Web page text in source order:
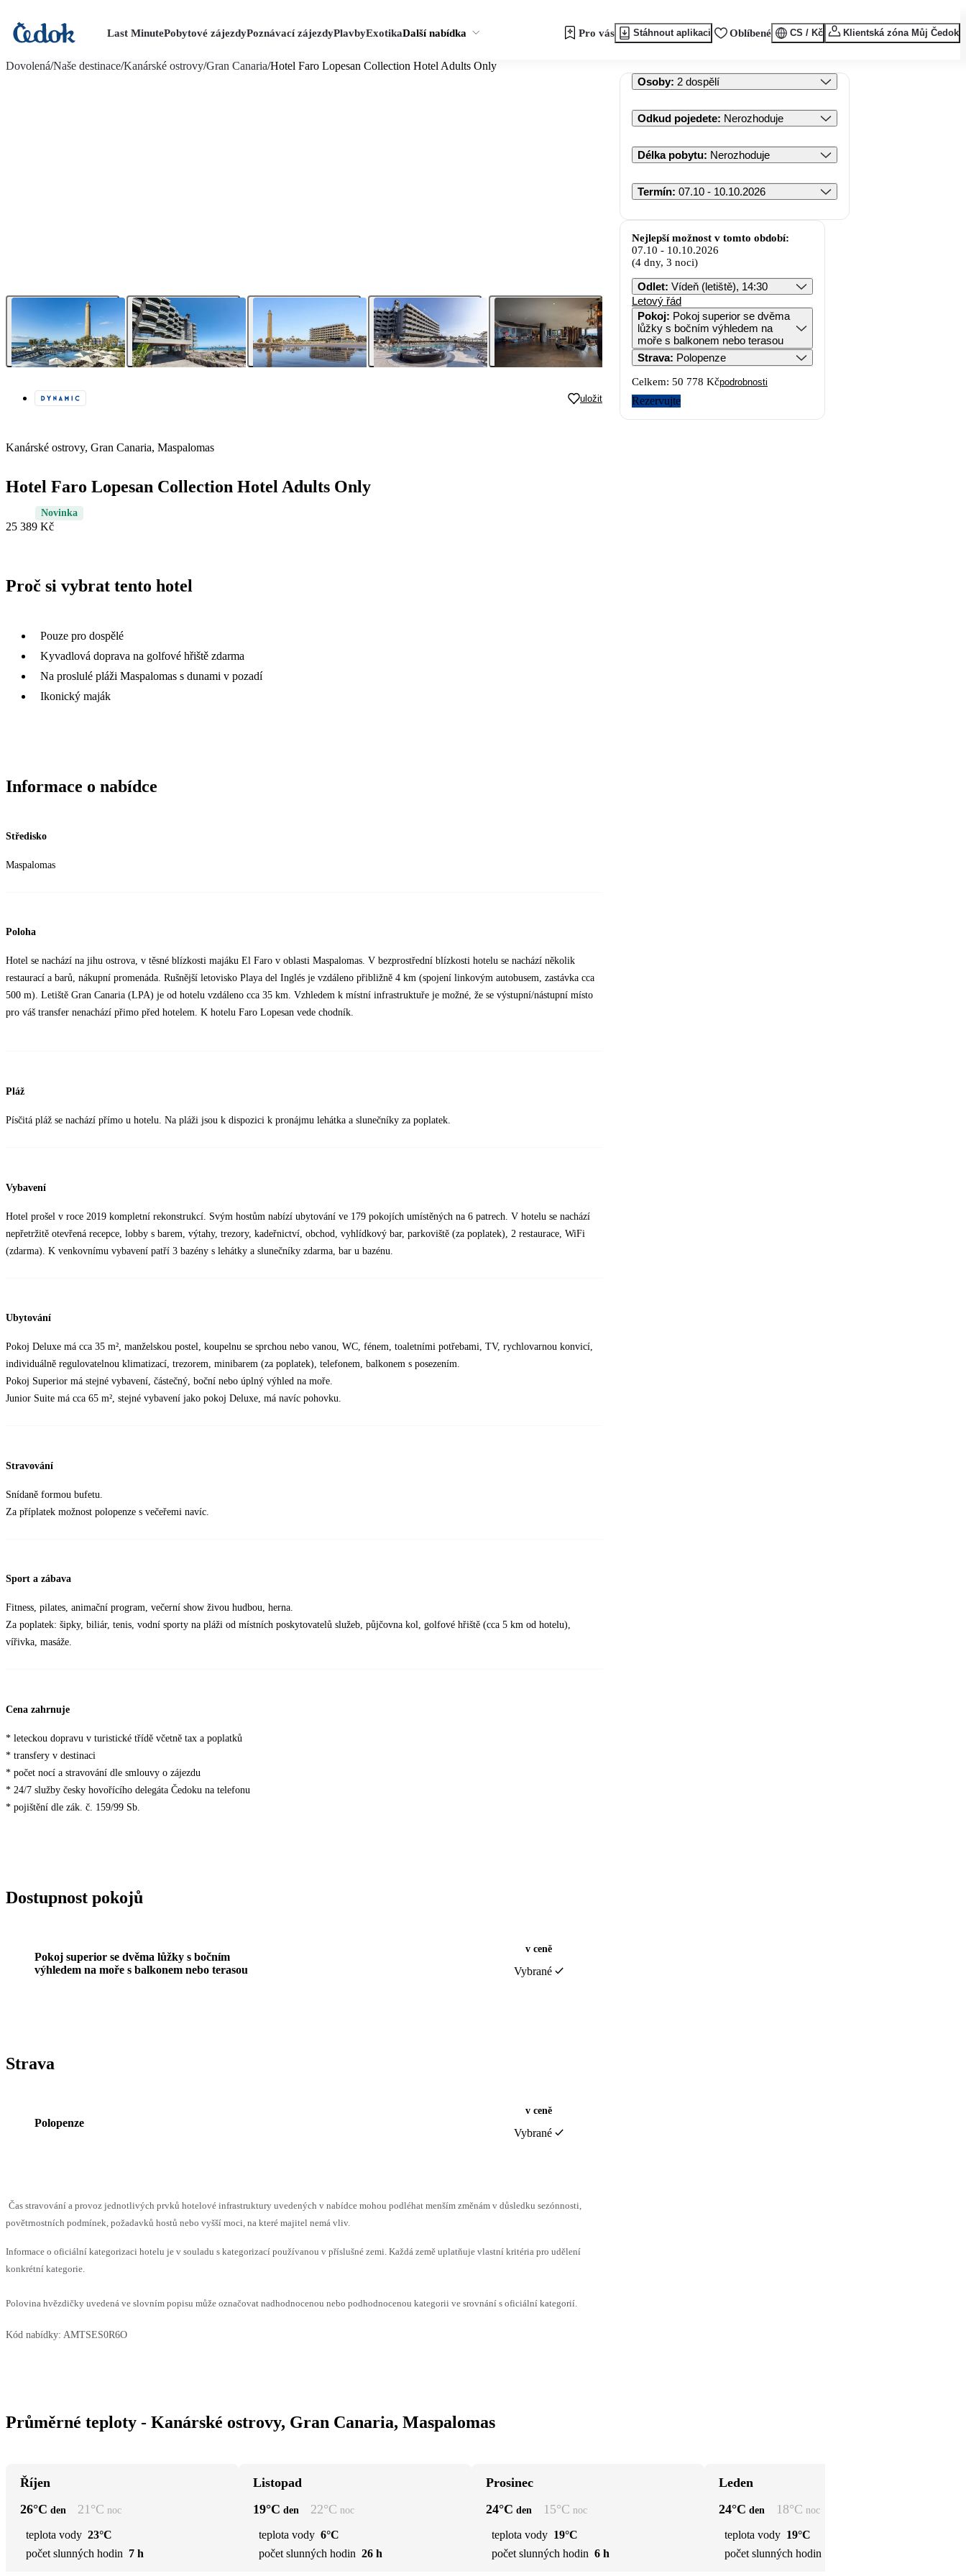
Last MinutePobytové zájezdyPoznávací zájezdyPlavbyExotikaDalší nabídka Pro vás Stáhnout aplikaci Oblíbené CS / Kč Klientská zóna Můj Čedok
Dovolená/Naše destinace/Kanárské ostrovy/Gran Canaria/Hotel Faro Lopesan Collection Hotel Adults Only
uložit
Kanárské ostrovy, Gran Canaria, Maspalomas
Hotel Faro Lopesan Collection Hotel Adults Only
Novinka
25 389 Kč
Proč si vybrat tento hotel
Pouze pro dospělé
Kyvadlová doprava na golfové hřiště zdarma
Na proslulé pláži Maspalomas s dunami v pozadí
Ikonický maják
Informace o nabídce
Středisko
Maspalomas
Poloha
Hotel se nachází na jihu ostrova, v těsné blízkosti majáku El Faro v oblasti Maspalomas. V bezprostřední blízkosti hotelu se nachází několik
restaurací a barů, nákupní promenáda. Rušnější letovisko Playa del Inglés je vzdáleno přibližně 4 km (spojení linkovým autobusem, zastávka cca
500 m). Letiště Gran Canaria (LPA) je od hotelu vzdáleno cca 35 km. Vzhledem k místní infrastruktuře je možné, že se výstupní/nástupní místo
pro váš transfer nenachází přimo před hotelem. K hotelu Faro Lopesan vede chodník.
Pláž
Písčitá pláž se nachází přímo u hotelu. Na pláži jsou k dispozici k pronájmu lehátka a slunečníky za poplatek.
Vybavení
Hotel prošel v roce 2019 kompletní rekonstrukcí. Svým hostům nabízí ubytování ve 179 pokojích umístěných na 6 patrech. V hotelu se nachází
nepřetržitě otevřená recepce, lobby s barem, výtahy, trezory, kadeřnictví, obchod, vyhlídkový bar, parkoviště (za poplatek), 2 restaurace, WiFi
(zdarma). K venkovnímu vybavení patří 3 bazény s lehátky a slunečníky zdarma, bar u bazénu.
Ubytování
Pokoj Deluxe má cca 35 m², manželskou postel, koupelnu se sprchou nebo vanou, WC, fénem, toaletními potřebami, TV, rychlovarnou konvicí,
individuálně regulovatelnou klimatizací, trezorem, minibarem (za poplatek), telefonem, balkonem s posezením.
Pokoj Superior má stejné vybavení, částečný, boční nebo úplný výhled na moře.
Junior Suite má cca 65 m², stejné vybavení jako pokoj Deluxe, má navíc pohovku.
Stravování
Snídaně formou bufetu.
Za příplatek možnost polopenze s večeřemi navíc.
Sport a zábava
Fitness, pilates, animační program, večerní show živou hudbou, herna.
Za poplatek: šipky, biliár, tenis, vodní sporty na pláži od místních poskytovatelů služeb, půjčovna kol, golfové hřiště (cca 5 km od hotelu),
vířivka, masáže.
Cena zahrnuje
* leteckou dopravu v turistické třídě včetně tax a poplatků
* transfery v destinaci
* počet nocí a stravování dle smlouvy o zájezdu
* 24/7 služby česky hovořícího delegáta Čedoku na telefonu
* pojištění dle zák. č. 159/99 Sb.
Dostupnost pokojů
Pokoj superior se dvěma lůžky s bočním
výhledem na moře s balkonem nebo terasou
v ceně
Vybrané
Strava
Polopenze
v ceně
Vybrané
Čas stravování a provoz jednotlivých prvků hotelové infrastruktury uvedených v nabídce mohou podléhat menším změnám v důsledku sezónnosti,
povětrnostních podmínek, požadavků hostů nebo vyšší moci, na které majitel nemá vliv.
Informace o oficiální kategorizaci hotelu je v souladu s kategorizací používanou v příslušné zemi. Každá země uplatňuje vlastní kritéria pro udělení
konkrétní kategorie.
Polovina hvězdičky uvedená ve slovním popisu může označovat nadhodnocenou nebo podhodnocenou kategorii ve srovnání s oficiální kategorií.
Kód nabídky: AMTSES0R6O
Osoby: 2 dospělí
Odkud pojedete: Nerozhoduje
Délka pobytu: Nerozhoduje
Termín: 07.10 - 10.10.2026
Nejlepší možnost v tomto období:
07.10 - 10.10.2026
(4 dny, 3 noci)
Odlet: Vídeň (letiště), 14:30
Letový řád
Pokoj: Pokoj superior se dvěma
lůžky s bočním výhledem na
moře s balkonem nebo terasou
Strava: Polopenze
Celkem: 50 778 Kčpodrobnosti
Rezervujte
Průměrné teploty - Kanárské ostrovy, Gran Canaria, Maspalomas
Říjen
26°C den 21 °C noc
teplota vody 23°C
počet slunných hodin 7 h
Listopad
19°C den 22°C noc
teplota vody 6°C
počet slunných hodin 26 h
Prosinec
24°C den 15°C noc
teplota vody 19°C
počet slunných hodin 6 h
Leden
24°C den 18°C noc
teplota vody 19°C
počet slunných hodin